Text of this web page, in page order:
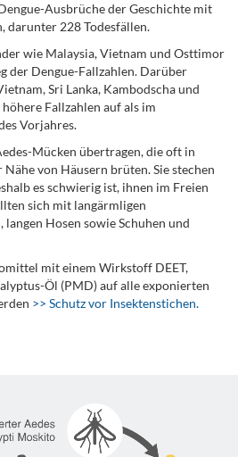
Ausbrüche der Geschichte mit
darunter 228 Todesfällen.
wie Malaysia, Vietnam und Osttimor
der Dengue-Fallzahlen. Darüber
Sri Lanka, Kambodscha und
Fallzahlen auf als im
Vorjahres.
Mücken übertragen, die oft in
von Häusern brüten. Sie stechen
es schwierig ist, ihnen im Freien
sich mit langärmligen
Hosen sowie Schuhen und
mit einem Wirkstoff DEET,
Öl (PMD) auf alle exponierten
>> Schutz vor Insektenstichen.